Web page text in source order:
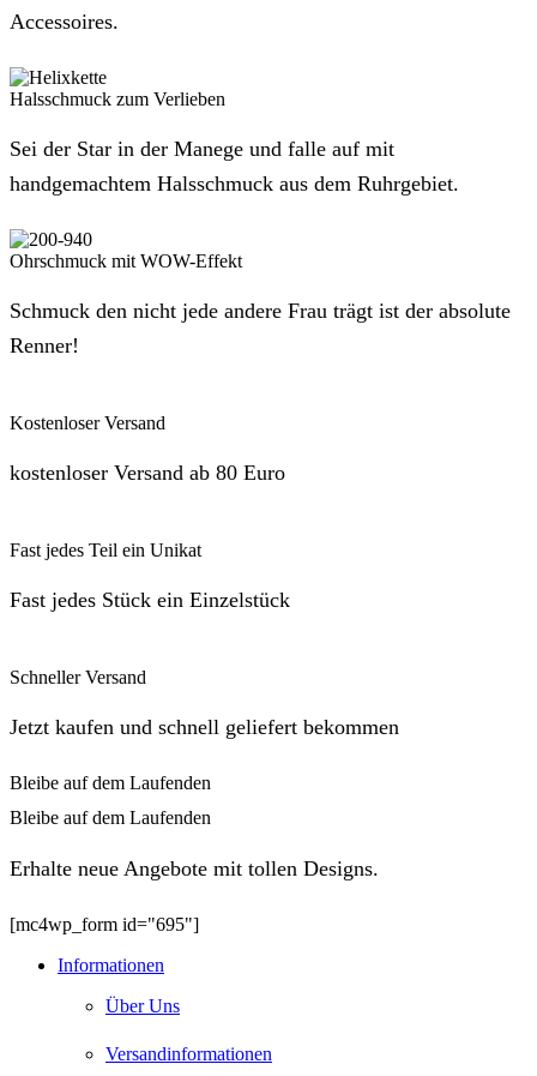
Accessoires.
Halsschmuck zum Verlieben
Sei der Star in der Manege und falle auf mit
handgemachtem Halsschmuck aus dem Ruhrgebiet.
Ohrschmuck mit WOW-Effekt
Schmuck den nicht jede andere Frau trägt ist der absolute
Renner!
Kostenloser Versand
kostenloser Versand ab 80 Euro
Fast jedes Teil ein Unikat
Fast jedes Stück ein Einzelstück
Schneller Versand
Jetzt kaufen und schnell geliefert bekommen
Bleibe auf dem Laufenden
Bleibe auf dem Laufenden
Erhalte neue Angebote mit tollen Designs.
[mc4wp_form id="695"]
Informationen
Über Uns
Versandinformationen